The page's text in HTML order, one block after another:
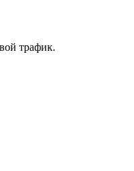
трафик.